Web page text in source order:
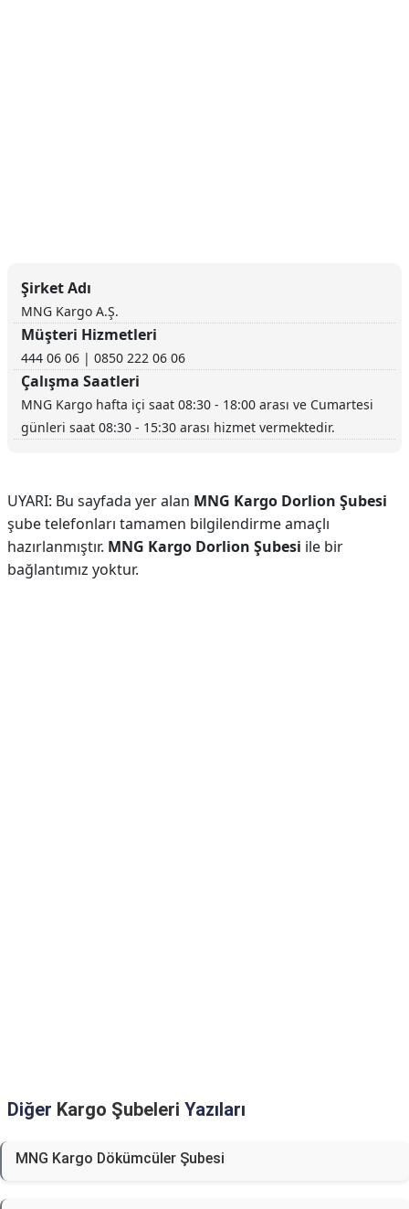
Şirket Adı
MNG Kargo A.Ş.
Müşteri Hizmetleri
444 06 06 | 0850 222 06 06
Çalışma Saatleri
MNG Kargo hafta içi saat 08:30 - 18:00 arası ve Cumartesi
günleri saat 08:30 - 15:30 arası hizmet vermektedir.
UYARI: Bu sayfada yer alan MNG Kargo Dorlion Şubesi
şube telefonları tamamen bilgilendirme amaçlı
hazırlanmıştır. MNG Kargo Dorlion Şubesi ile bir
bağlantımız yoktur.
Diğer Kargo Şubeleri Yazıları
MNG Kargo Dökümcüler Şubesi